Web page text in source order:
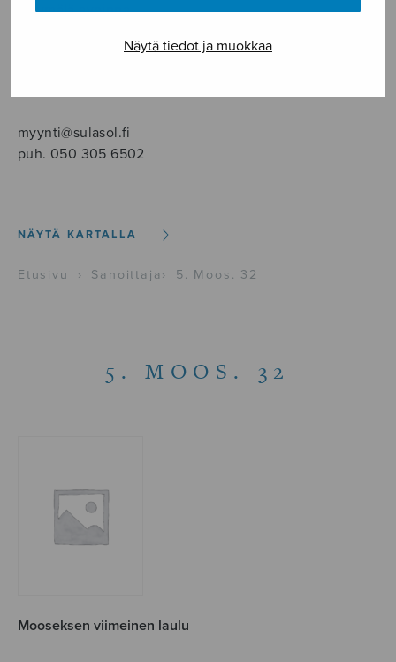
Näytä tiedot ja muokkaa
Myymälä avoinna
myynti@sulasol.fi
puh. 050 305 6502
NÄYTÄ KARTALLA
Etusivu › Sanoittaja › 5. Moos. 32
5. MOOS. 32
Mooseksen viimeinen laulu